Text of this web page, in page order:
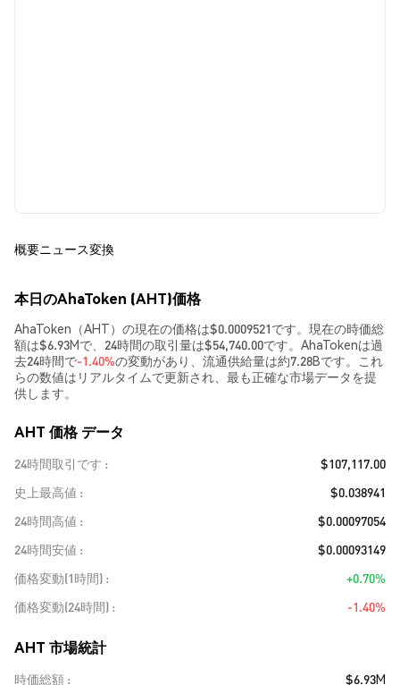
概要ニュース変換
本日のAhaToken (AHT)価格
AhaToken（AHT）の現在の価格は$0.0009521です。現在の時価総
額は$6.93Mで、24時間の取引量は$54,740.00です。AhaTokenは過
去24時間で-1.40%の変動があり、流通供給量は約7.28Bです。これ
らの数値はリアルタイムで更新され、最も正確な市場データを提
供します。
AHT 価格 データ
24時間取引です
$107,117.00
史上最高値
$0.038941
24時間高値
$0.00097054
24時間安値
$0.00093149
価格変動(1時間)
+0.70%
価格変動(24時間)
-1.40%
AHT 市場統計
時価総額
$6.93M